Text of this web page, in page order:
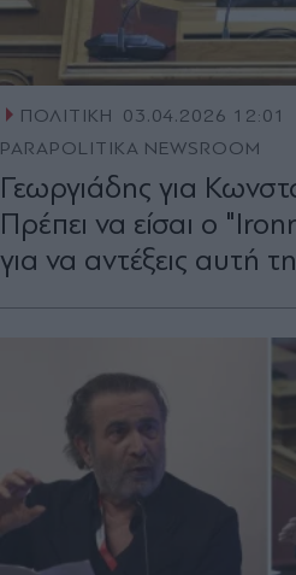
ΠΟΛΙΤΙΚΗ
03.04.2026 12:01
PARAPOLITIKA NEWSROOM
Γεωργιάδης για
Πρέπει να είσαι ο
για να αντέξεις αυτή